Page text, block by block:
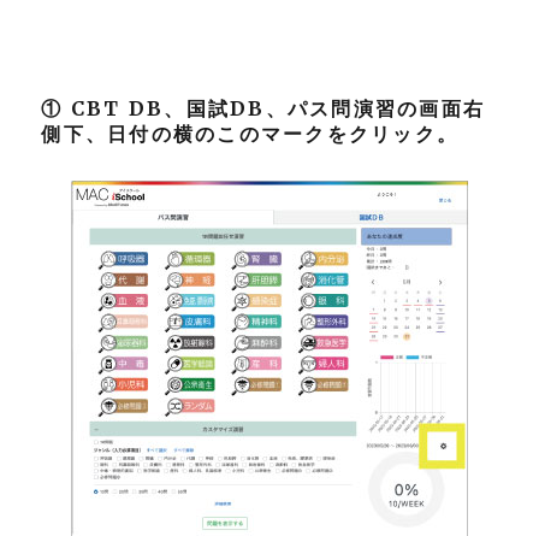
① CBT DB、国試DB、パス問演習の画面右
側下、 日付の横のこのマークをクリック。